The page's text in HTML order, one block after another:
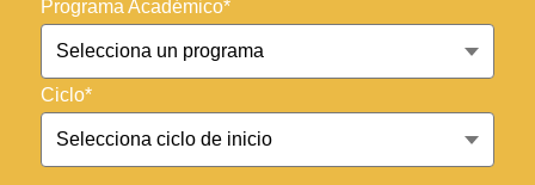
Programa Académico*
Ciclo*